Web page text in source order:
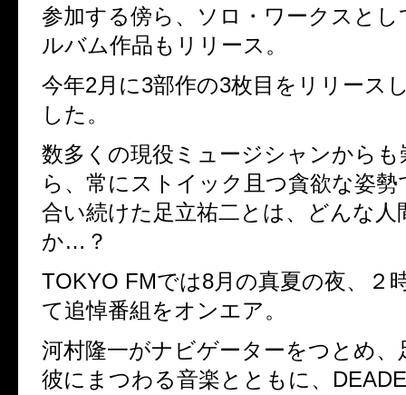
参加する傍ら、ソロ・ワークスとし
ルバム作品もリリース。
今年2月に3部作の3枚目をリリース
した。
数多くの現役ミュージシャンから
ら、常にストイック且つ貪欲な姿勢
合い続けた足立祐二とは、どんな人
か…？
TOKYO FMでは8月の真夏の夜、２
て追悼番組をオンエア。
河村隆一がナビゲーターをつとめ、
彼にまつわる音楽とともに、